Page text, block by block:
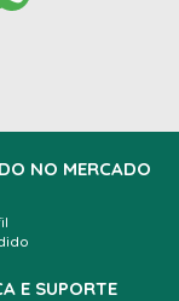
NO MERCADO
E SUPORTE